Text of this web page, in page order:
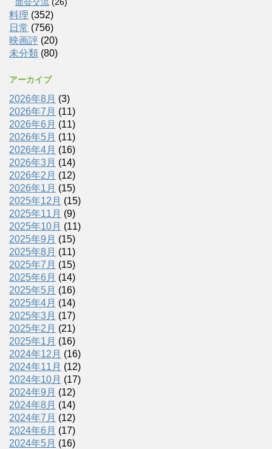
料理 (352)
日常 (756)
映画評 (20)
未分類 (80)
アーカイブ
2026年8月 (3)
2026年7月 (11)
2026年6月 (11)
2026年5月 (11)
2026年4月 (16)
2026年3月 (14)
2026年2月 (12)
2026年1月 (15)
2025年12月 (15)
2025年11月 (9)
2025年10月 (11)
2025年9月 (15)
2025年8月 (11)
2025年7月 (15)
2025年6月 (14)
2025年5月 (16)
2025年4月 (14)
2025年3月 (17)
2025年2月 (21)
2025年1月 (16)
2024年12月 (16)
2024年11月 (12)
2024年10月 (17)
2024年9月 (12)
2024年8月 (14)
2024年7月 (12)
2024年6月 (17)
2024年5月 (16)